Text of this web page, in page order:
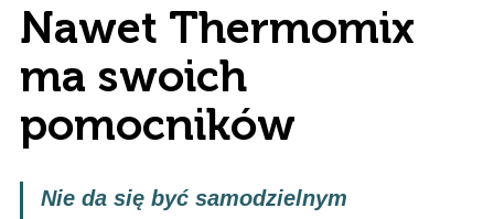
Nawet Thermomix
ma swoich
pomocników
Nie da się być samodzielnym